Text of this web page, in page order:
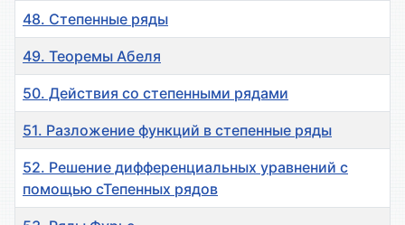
48. Степенные ряды
49. Теоремы Абеля
50. Действия со степенными рядами
51. Разложение функций в степенные ряды
52. Решение дифференциальных уравнений с
помощью сТепенных рядов